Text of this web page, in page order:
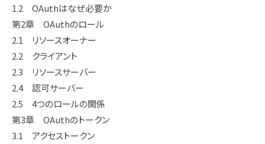
1.2 OAuthはなぜ必要か
第2章 OAuthのロール
2.1 リソースオーナー
2.2 クライアント
2.3 リソースサーバー
2.4 認可サーバー
2.5 4つのロールの関係
第3章 OAuthのトークン
3.1 アクセストークン